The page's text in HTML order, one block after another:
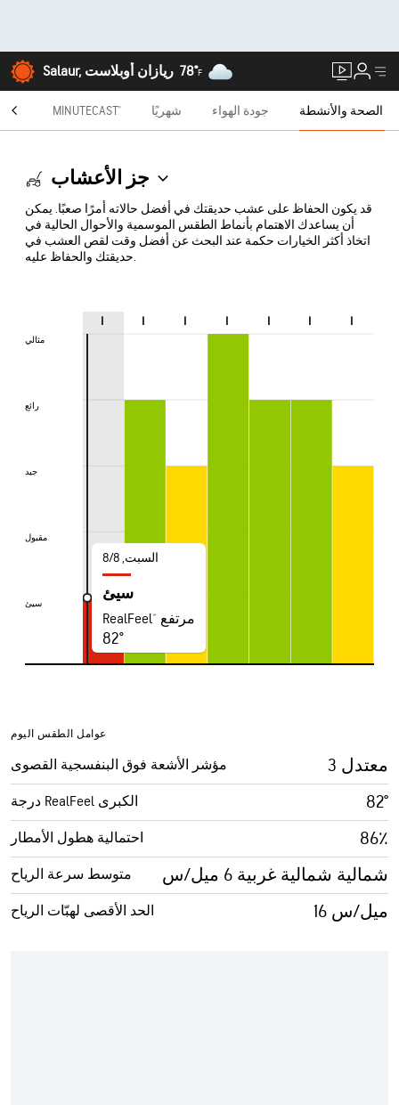
Salaur, ريازان أوبلاست 78°F
MINUTECAST® شهريًا جودة الهواء الصحة والأنشطة
جز الأعشاب
قد يكون الحفاظ على عشب حديقتك في أفضل حالاته أمرًا صعبًا. يمكن
أن يساعدك الاهتمام بأنماط الطقس الموسمية والأحوال الحالية في
اتخاذ أكثر الخيارات حكمة عند البحث عن أفضل وقت لقص العشب في
حديقتك والحفاظ عليه.
مثالي
رائع
جيد
مقبول
سيئ
ا ا ا ا ا ا ا
مثالي
رائع
جيد
مقبول
سيئ
السبت, 8‏/‏8
سيئ
RealFeel® مرتفع
82°
عوامل الطقس اليوم
مؤشر الأشعة فوق البنفسجية القصوى 3 معتدل
درجة RealFeel الكبرى 82°
احتمالية هطول الأمطار 86٪
متوسط سرعة الرياح شمالية شمالية غربية 6 ميل/س
الحد الأقصى لهبّات الرياح 16 ميل/س